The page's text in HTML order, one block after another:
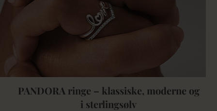
PANDORA ringe – klassiske, moderne og
i sterlingsølv